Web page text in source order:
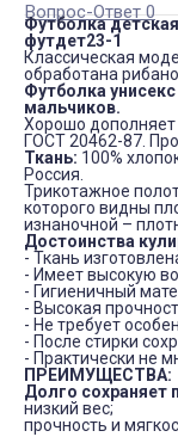
Вопрос-Ответ 0
Футболка
футдет23-1
Классическая
обработана
Футболка
мальчиков.
Хорошо
ГОСТ 20462-87.
Ткань: 100%
Россия.
Трикотажное
которого видны
изнаночной –
Достоинства
- Ткань
- Имеет высокую
- Гигиеничный
- Высокая
- Не требует
- После стирки
- Практически не
ПРЕИМУЩЕСТВА:
Долго сохраняет
низкий вес;
прочность и